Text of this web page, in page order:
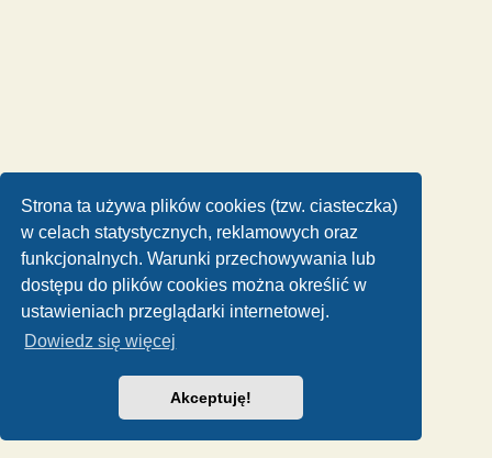
Strona ta używa plików cookies (tzw. ciasteczka)
w celach statystycznych, reklamowych oraz
funkcjonalnych. Warunki przechowywania lub
dostępu do plików cookies można określić w
ustawieniach przeglądarki internetowej.
Dowiedz się więcej
Akceptuję!